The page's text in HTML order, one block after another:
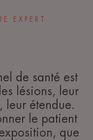
EXPERT
de santé est
lésions, leur
leur étendue.
le patient
que